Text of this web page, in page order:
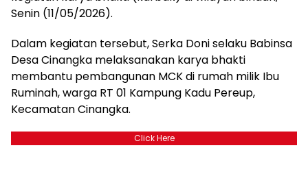
Senin (11/05/2026).
Dalam kegiatan tersebut, Serka Doni selaku Babinsa
Desa Cinangka melaksanakan karya bhakti
membantu pembangunan MCK di rumah milik Ibu
Ruminah, warga RT 01 Kampung Kadu Pereup,
Kecamatan Cinangka.
Click Here